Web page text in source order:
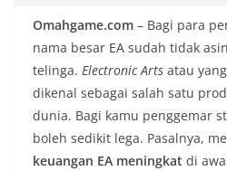
Omahgame.com – Bagi para
nama besar EA sudah tidak
telinga. Electronic Arts atau
dikenal sebagai salah satu
dunia. Bagi kamu penggemar
boleh sedikit lega. Pasalnya,
keuangan EA meningkat di